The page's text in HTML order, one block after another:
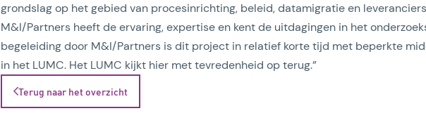
grondslag op het gebied van procesinrichting, beleid, datamigratie en
M&I/Partners heeft de ervaring, expertise en kent de uitdagingen in het
begeleiding door M&I/Partners is dit project in relatief korte tijd met beperkte
in het LUMC. Het LUMC kijkt hier met tevredenheid op terug.”
Terug naar het overzicht